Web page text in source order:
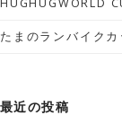
たまのランバイクカ
最近の投稿